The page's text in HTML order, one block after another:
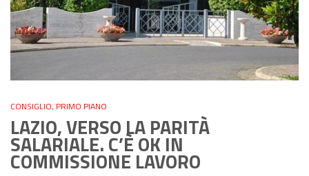
CONSIGLIO, PRIMO PIANO
LAZIO, VERSO LA PARITÀ
SALARIALE. C’È OK IN
COMMISSIONE LAVORO